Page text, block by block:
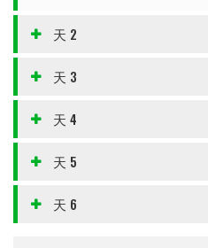
天 2
天 3
天 4
天 5
天 6